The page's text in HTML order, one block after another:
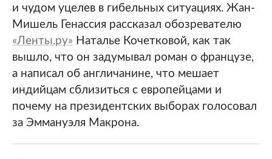
и чудом уцелев в гибельных ситуациях. Жан-
Мишель Генассия рассказал обозревателю
«Ленты.ру» Наталье Кочетковой, как так
вышло, что он задумывал роман о французе,
а написал об англичанине, что мешает
индийцам сблизиться с европейцами и
почему на президентских выборах голосовал
за Эммануэля Макрона.